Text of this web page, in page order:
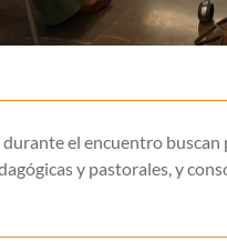
el encuentro
y pastorales, y